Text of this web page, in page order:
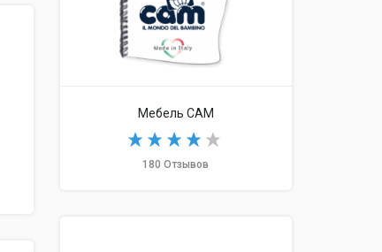
Мебель CAM
180 Отзывов